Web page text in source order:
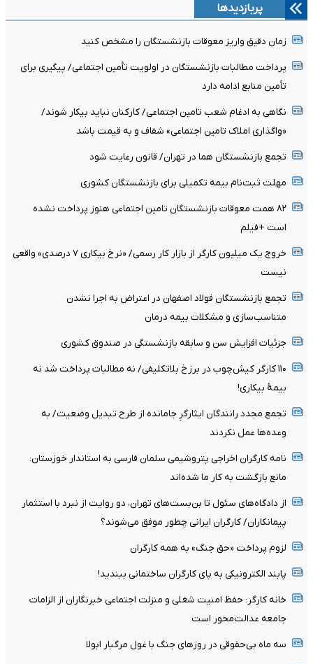
پربازدیدها
زمان دقیق واریز معوقات بازنشستگان را مشخص کنید
پرداخت مطالبات بازنشستگان در اولویت تأمین اجتماعی/ پیگیری برای
تأمین منابع ادامه دارد
نگاهی به ادغام شعب تامین اجتماعی/ کارکنان نباید بیکار شوند/
«واگذاری املاک تامین اجتماعی» شفاف و به قیمت باشد
تجمع بازنشستگان هما در تهران/ قانون رعایت شود
مهلت ثبت‌نام بیمه تکمیلی برای بازنشستگان کشوری
۸۲ همت معوقات بازنشستگان تامین اجتماعی هنوز پرداخت نشده
است +فیلم
خروج یک میلیون کارگر از بازار کار رسمی/ «نرخ بیکاری ۷ درصدی» واقعی
نیست
تجمع بازنشستگان فولاد اصفهان در اعتراض به اجرا نشدن
متناسب‌سازی و مشکلات بیمه درمان
جزئیات افزایش سن و سابقه بازنشستگی در صندوق کشوری
۱۱۰ کارگر کیش‌چوب در برزخ بلاتکلیفی/ نه مطالبات پرداخت شد نه
بیمۀ بیکاری!
تجمع مجدد رانندگان ایثارگرِ جامانده از طرح تبدیل وضعیت/ به
وعده‌ها عمل نکردند
نامه کارگران اخراجی پتروشیمی سلمان فارسی به استاندار خوزستان:
مانع بازگشت به کار ما شده‌اند
از دادگاه‌های سئول تا بن‌بست‌های تهران، دو روایت از نبرد با استثمار
پیمانکاران/ کارگران ایرانی چطور موفق می‌شوند؟
لزوم پرداخت «حق جنگ» به همه کارگران
پابند الکترونیکی به پای کارگران ساختمانی ببندید!
خانه کارگر: حفظ امنیت شغلی و منزلت اجتماعی خبرنگاران از الزامات
جامعه عدالت‌محور است
سه ماه بی‌حقوقی در روزهای جنگ با غول مرگبار ابولا